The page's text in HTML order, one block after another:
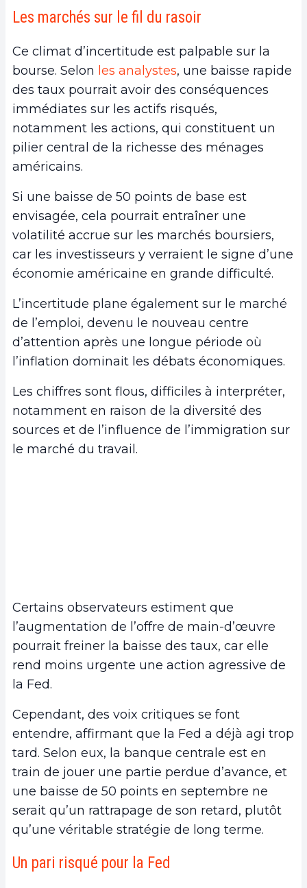
Les marchés sur le fil du rasoir
Ce climat d’incertitude est palpable sur la
bourse. Selon les analystes, une baisse rapide
des taux pourrait avoir des conséquences
immédiates sur les actifs risqués,
notamment les actions, qui constituent un
pilier central de la richesse des ménages
américains.
Si une baisse de 50 points de base est
envisagée, cela pourrait entraîner une
volatilité accrue sur les marchés boursiers,
car les investisseurs y verraient le signe d’une
économie américaine en grande difficulté.
L’incertitude plane également sur le marché
de l’emploi, devenu le nouveau centre
d’attention après une longue période où
l’inflation dominait les débats économiques.
Les chiffres sont flous, difficiles à interpréter,
notamment en raison de la diversité des
sources et de l’influence de l’immigration sur
le marché du travail.
Certains observateurs estiment que
l’augmentation de l’offre de main-d’œuvre
pourrait freiner la baisse des taux, car elle
rend moins urgente une action agressive de
la Fed.
Cependant, des voix critiques se font
entendre, affirmant que la Fed a déjà agi trop
tard. Selon eux, la banque centrale est en
train de jouer une partie perdue d’avance, et
une baisse de 50 points en septembre ne
serait qu’un rattrapage de son retard, plutôt
qu’une véritable stratégie de long terme.
Un pari risqué pour la Fed